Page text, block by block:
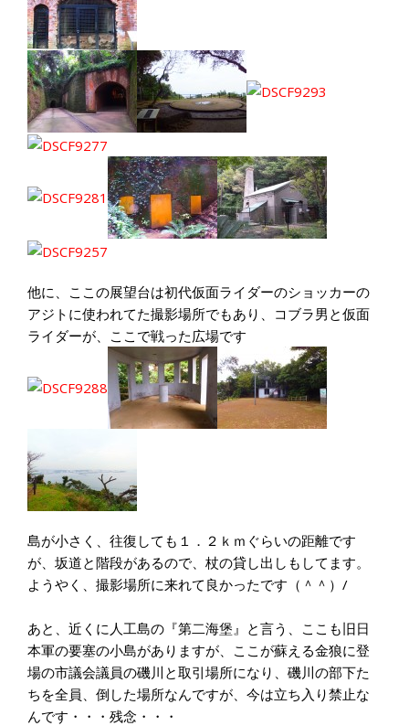
他に、ここの展望台は初代仮面ライダーのショッカーの
アジトに使われてた撮影場所でもあり、コブラ男と仮面
ライダーが、ここで戦った広場です
島が小さく、往復しても１．２ｋｍぐらいの距離です
が、坂道と階段があるので、杖の貸し出しもしてます。
ようやく、撮影場所に来れて良かったです（＾＾）/
あと、近くに人工島の『第二海堡』と言う、ここも旧日
本軍の要塞の小島がありますが、ここが蘇える金狼に登
場の市議会議員の磯川と取引場所になり、磯川の部下た
ちを全員、倒した場所なんですが、今は立ち入り禁止な
んです・・・残念・・・